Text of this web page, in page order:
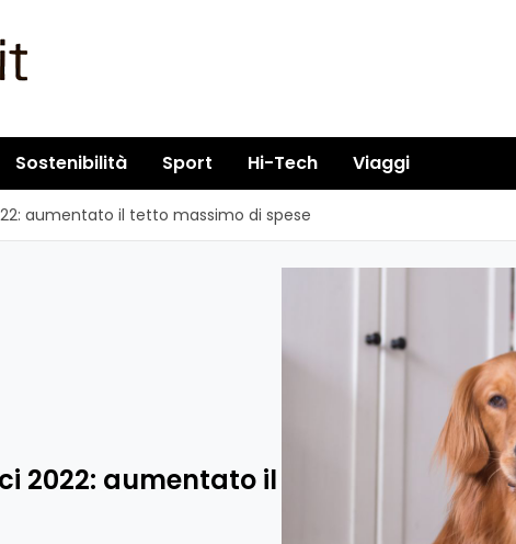
Sostenibilità Sport Hi-Tech Viaggi
aumentato il tetto massimo di spese
2022: aumentato il